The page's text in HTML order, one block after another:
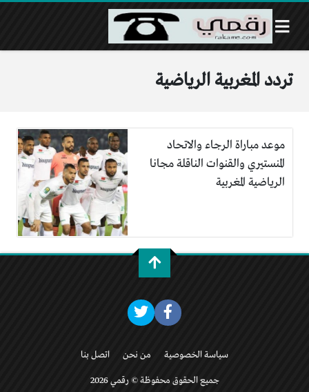
تردد المغربية الرياضية
موعد مباراة الرجاء والاتحاد
المنستيري والقنوات الناقلة مجانا
الرياضية المغربية
سياسة الخصوصية من نحن اتصل بنا
جميع الحقوق محفوظة © رقمي 2026